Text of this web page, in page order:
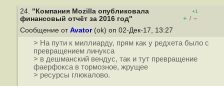
24. "Компания Mozilla опубликовала
финансовый отчёт за 2016 год"
+1
+ / –
Сообщение от Avator(ok) on 02-Дек-17, 13:27
> На пути к миллиарду, прям как у редхета было с
превращением линукса
> в дешманский вендус, так и тут превращение
фаерфокса в тормозное, жрущее
> ресурсы глюкалово.